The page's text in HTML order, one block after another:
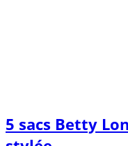
5 sacs Betty